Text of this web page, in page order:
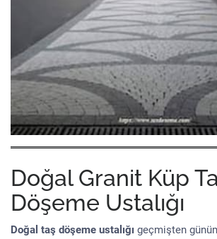
Doğal Granit Küp
Döşeme Ustalığı
Doğal taş döşeme ustalığı geçmişten